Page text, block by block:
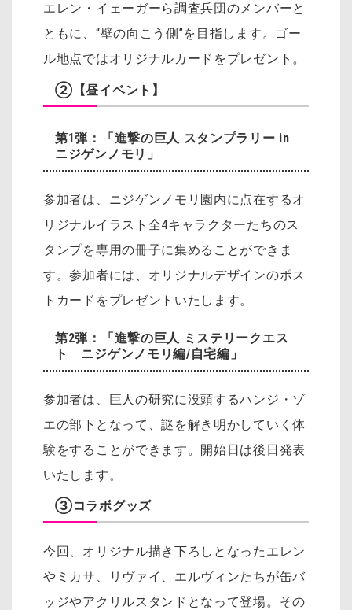
エレン・イェーガーら調査兵団のメンバーと
ともに、“壁の向こう側”を目指します。ゴー
ル地点ではオリジナルカードをプレゼント。
②【昼イベント】
第1弾：「進撃の巨人 スタンプラリー in
ニジゲンノモリ」
参加者は、ニジゲンノモリ園内に点在するオ
リジナルイラスト全4キャラクターたちのス
タンプを専用の冊子に集めることができま
す。参加者には、オリジナルデザインのポス
トカードをプレゼントいたします。
第2弾：「進撃の巨人 ミステリークエス
ト ニジゲンノモリ編/自宅編」
参加者は、巨人の研究に没頭するハンジ・ゾ
エの部下となって、謎を解き明かしていく体
験をすることができます。開始日は後日発表
いたします。
③コラボグッズ
今回、オリジナル描き下ろしとなったエレン
やミカサ、リヴァイ、エルヴィンたちが缶バ
ッジやアクリルスタンドとなって登場。その